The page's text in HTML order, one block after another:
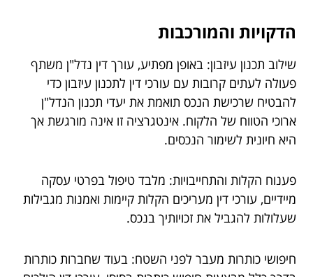
הדקויות והמורכבות
שילוב תכנון עיזבון: באופן מפתיע, עורך דין נדל"ן משתף
פעולה לעתים קרובות עם עורכי דין לתכנון עיזבון כדי
להבטיח שרכישת הנכס תואמת את יעדי תכנון הנדל"ן
ארוכי הטווח של הלקוח. אינטגרציה זו אינה מורגשת אך
היא חיונית לשימור הנכסים.
פענוח הקלות והתחייבויות: מלבד טיפול בפרטי עסקה
מיידיים, עורכי דין מעריכים הקלות קיימות ואמנות מגבילות
שעלולות להגביל את זכויותיך בנכס.
חיפושי כותרות מעבר לפני השטח: בעוד שחברות כותרות